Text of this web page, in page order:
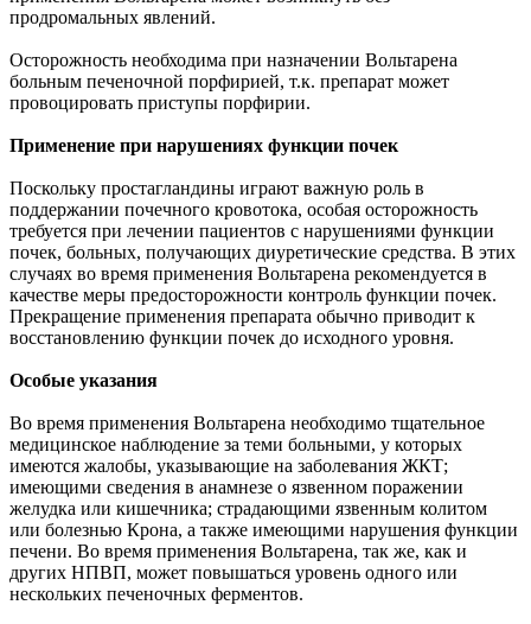
продромальных явлений.
Осторожность необходима при назначении Вольтарена
больным печеночной порфирией, т.к. препарат может
провоцировать приступы порфирии.
Применение при нарушениях функции почек
Поскольку простагландины играют важную роль в
поддержании почечного кровотока, особая осторожность
требуется при лечении пациентов с нарушениями функции
почек, больных, получающих диуретические средства. В этих
случаях во время применения Вольтарена рекомендуется в
качестве меры предосторожности контроль функции почек.
Прекращение применения препарата обычно приводит к
восстановлению функции почек до исходного уровня.
Особые указания
Во время применения Вольтарена необходимо тщательное
медицинское наблюдение за теми больными, у которых
имеются жалобы, указывающие на заболевания ЖКТ;
имеющими сведения в анамнезе о язвенном поражении
желудка или кишечника; страдающими язвенным колитом
или болезнью Крона, а также имеющими нарушения функции
печени. Во время применения Вольтарена, так же, как и
других НПВП, может повышаться уровень одного или
нескольких печеночных ферментов.